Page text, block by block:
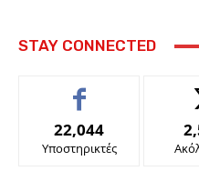
STAY CONNECTED
22,044
Υποστηρικτές